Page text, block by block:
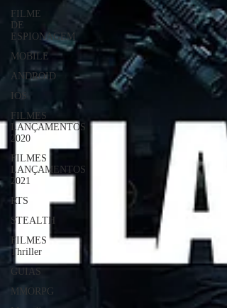
FILME
DE
ESPIONAGEM
MOBILE
ANDROID
IOS
FILMES
LANÇAMENTOS
2020
FILMES
LANÇAMENTOS
2021
RTS
STEALTH
FILMES
Thriller
GUIAS
MMORPG